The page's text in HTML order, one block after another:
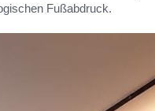
Fußabdruck.